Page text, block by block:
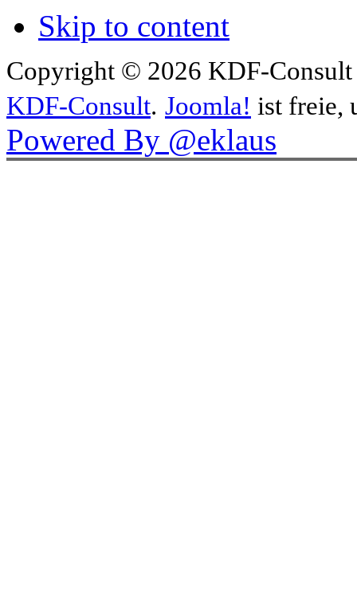
Skip to content
Copyright © 2026 KDF-
KDF-Consult. Joomla! ist freie,
Powered By @eklaus